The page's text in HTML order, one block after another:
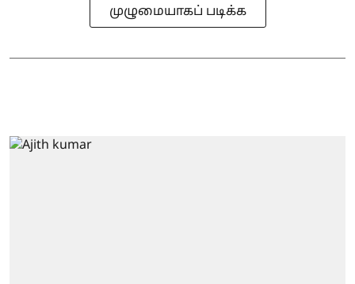
முழுமையாகப் படிக்க